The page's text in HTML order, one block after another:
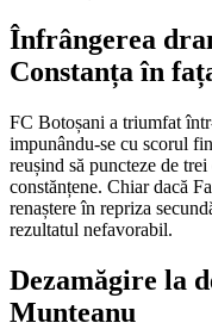
Înfrângerea
Constanța în
FC Botoșani a triumfat
impunându-se cu scorul
reușind să puncteze de
constănțene. Chiar dacă
renaștere în repriza
rezultatul nefavorabil.
Dezamăgire la
Munteanu